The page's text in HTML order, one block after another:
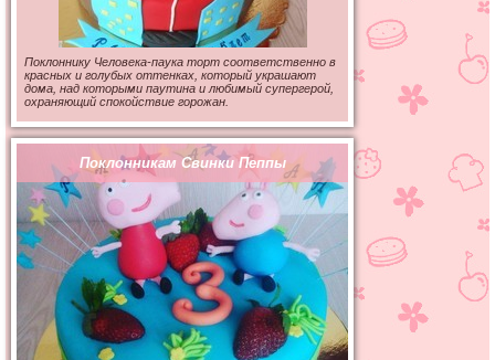
Поклоннику Человека-паука торт соответственно в
красных и голубых оттенках, который украшают
дома, над которыми паутина и любимый супергерой,
охраняющий спокойствие горожан.
Поклонникам Свинки Пеппы